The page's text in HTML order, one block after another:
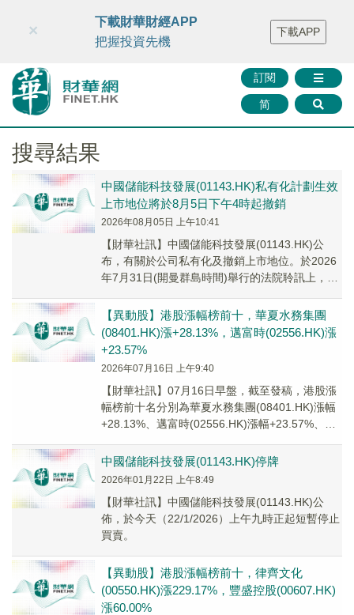
財華智庫網 FINTV FINMETA 財華證券 媒體矩陣
智庫沙龍
聯絡我們
訂閱
简
×
下載財華財經APP
把握投資先機
下載APP
搜尋結果
中國儲能科技發展(01143.HK)私有化計劃生效
上市地位將於8月5日下午4時起撤銷
2026年08月05日 上午10:41
【財華社訊】中國儲能科技發展(01143.HK)公
布，有關於公司私有化及撤銷上市地位。於2026
年7月31日(開曼群島時間)舉行的法院聆訊上，大
【異動股】港股漲幅榜前十，華夏水務集團
(08401.HK)漲+28.13%，邁富時(02556.HK)漲
+23.57%
2026年07月16日 上午9:40
【財華社訊】07月16日早盤，截至發稿，港股漲
幅榜前十名分別為華夏水務集團(08401.HK)漲幅
+28.13%、邁富時(02556.HK)漲幅+23.57%、衍
中國儲能科技發展(01143.HK)停牌
2026年01月22日 上午8:49
【財華社訊】中國儲能科技發展(01143.HK)公
佈，於今天（22/1/2026）上午九時正起短暫停止
買賣。
【異動股】港股漲幅榜前十，律齊文化
(00550.HK)漲229.17%，豐盛控股(00607.HK)
漲60.00%